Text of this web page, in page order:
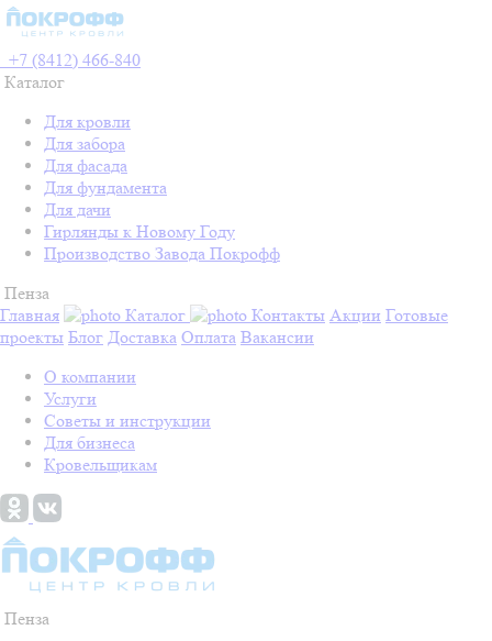
+7 (8412) 466-840
Каталог
Для кровли
Для забора
Для фасада
Для фундамента
Для дачи
Гирлянды к Новому Году
Производство Завода Покрофф
Пенза
Главная
Каталог Контакты Акции Готовые
проекты Блог Доставка Оплата Вакансии
О компании
Услуги
Советы и инструкции
Для бизнеса
Кровельщикам
Пенза